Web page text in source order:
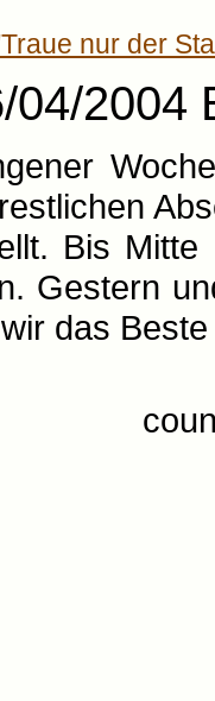
nur der
04/2004
Bis
Gestern
das